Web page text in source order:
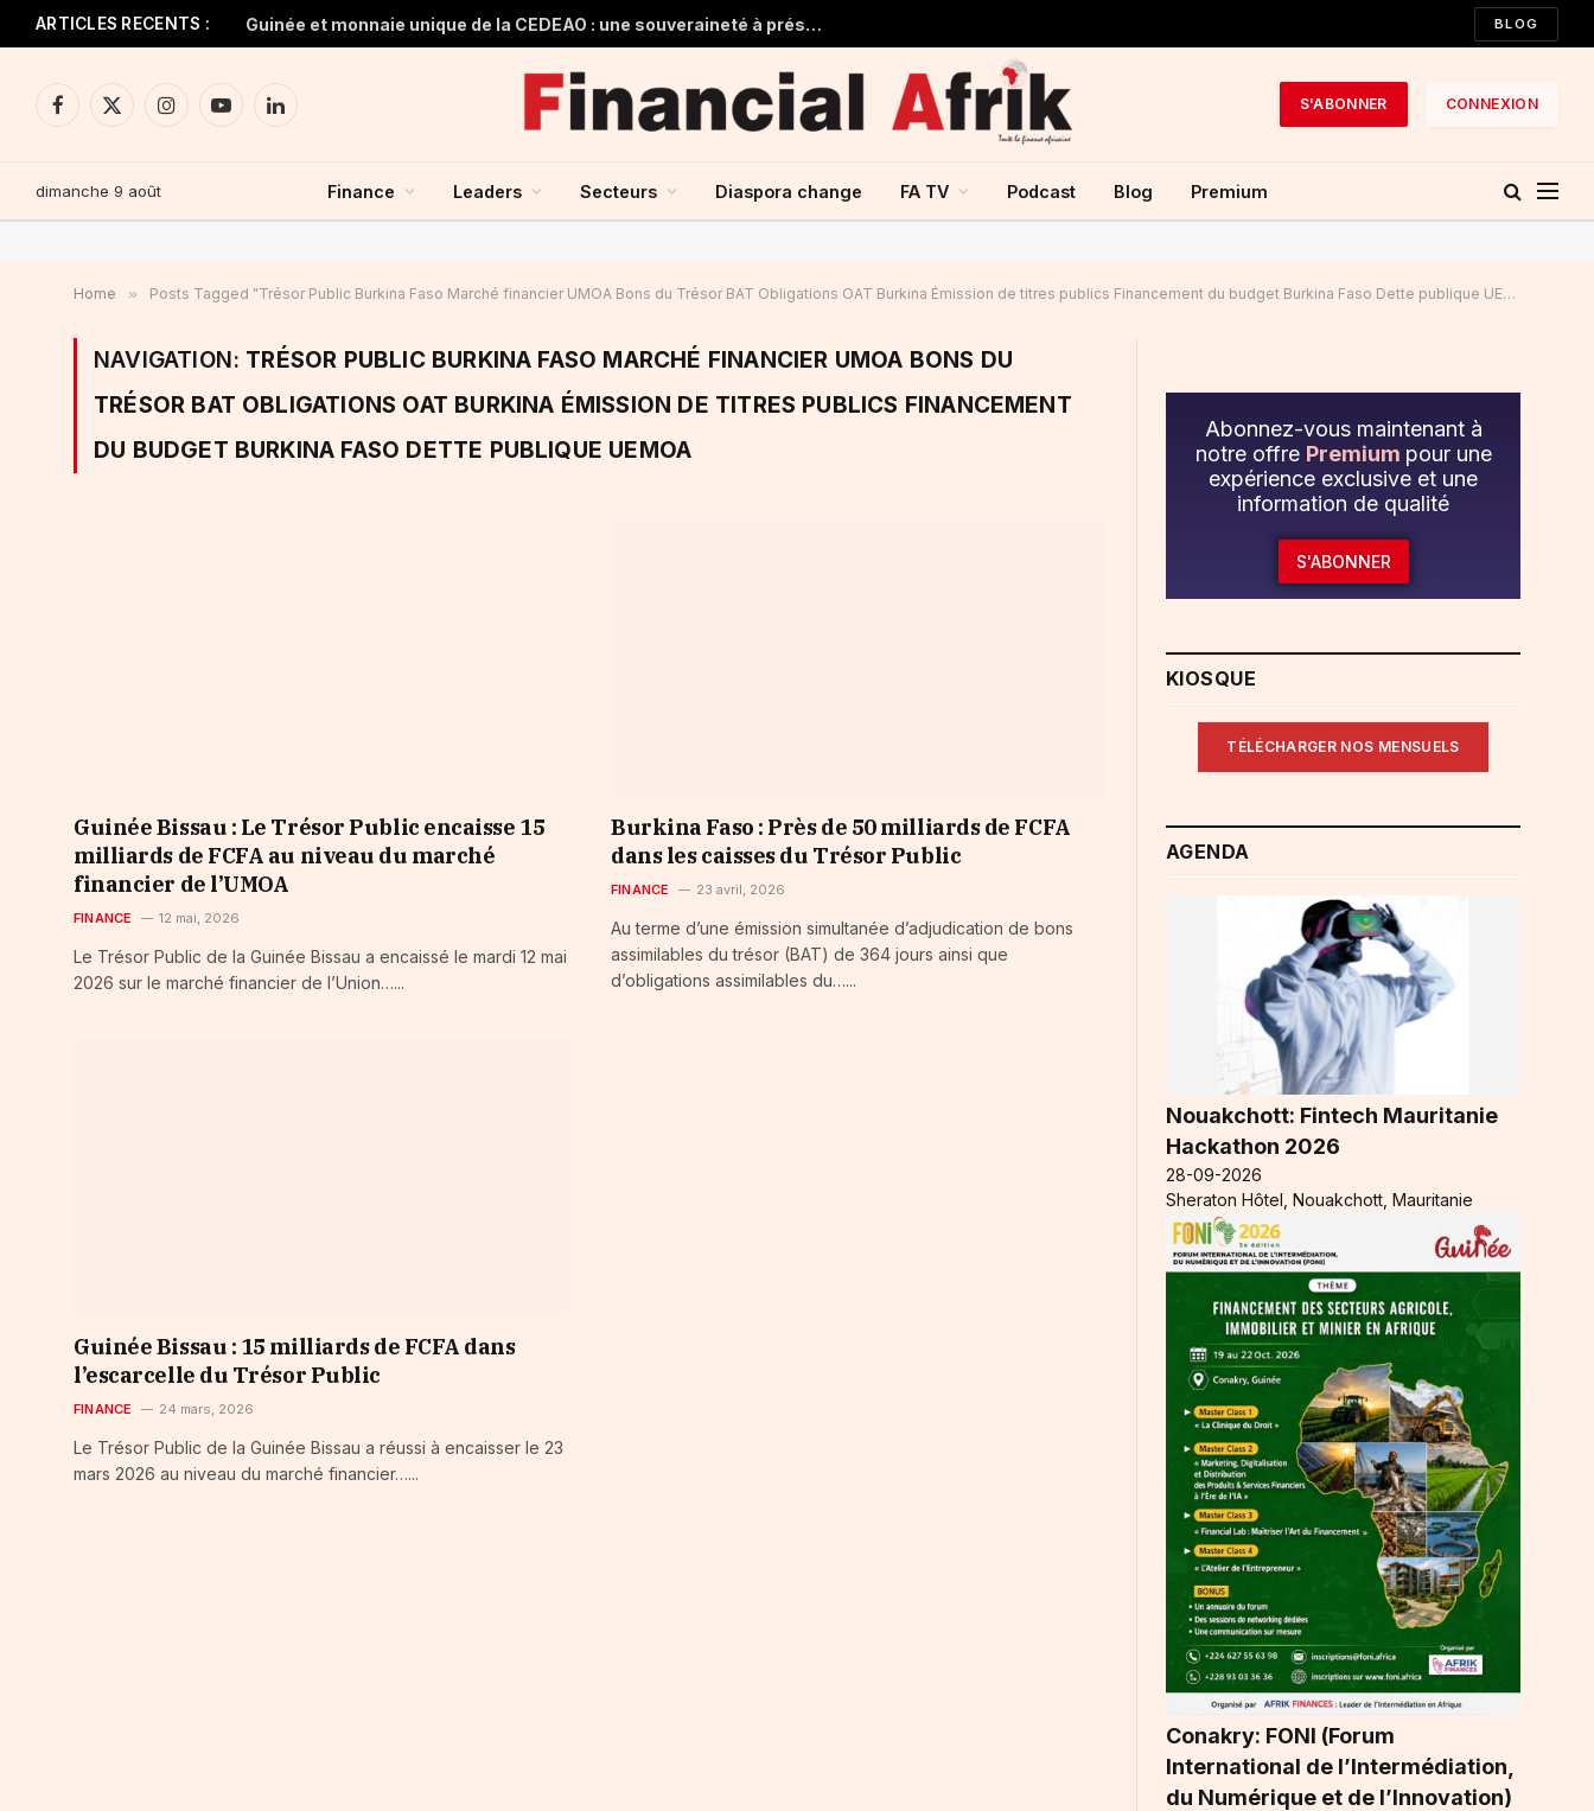
ARTICLES RECENTS : Guinée et monnaie unique de la CEDEAO : une souveraineté à préserver, une intégration à repenser BLOG
Facebook
X
InstagramYouTubeLinkedIn
S'ABONNER CONNEXION
dimanche 9 août Finance Leaders Secteurs Diaspora change FA TV Podcast Blog Premium
Home » Posts Tagged "Trésor Public Burkina Faso Marché financier UMOA Bons du Trésor BAT Obligations OAT Burkina Émission de titres publics Financement du budget Burkina Faso Dette publique UEMOA"
NAVIGATION: TRÉSOR PUBLIC BURKINA FASO MARCHÉ FINANCIER UMOA BONS DU
TRÉSOR BAT OBLIGATIONS OAT BURKINA ÉMISSION DE TITRES PUBLICS FINANCEMENT
DU BUDGET BURKINA FASO DETTE PUBLIQUE UEMOA
Guinée Bissau : Le Trésor Public encaisse 15
milliards de FCFA au niveau du marché
financier de l’UMOA
FINANCE 12 mai, 2026
Le Trésor Public de la Guinée Bissau a encaissé le mardi 12 mai
2026 sur le marché financier de l’Union…...
Burkina Faso : Près de 50 milliards de FCFA
dans les caisses du Trésor Public
FINANCE 23 avril, 2026
Au terme d’une émission simultanée d’adjudication de bons
assimilables du trésor (BAT) de 364 jours ainsi que
d’obligations assimilables du…...
Guinée Bissau : 15 milliards de FCFA dans
l’escarcelle du Trésor Public
FINANCE 24 mars, 2026
Le Trésor Public de la Guinée Bissau a réussi à encaisser le 23
mars 2026 au niveau du marché financier…...
Abonnez-vous maintenant à
notre offre Premium pour une
expérience exclusive et une
information de qualité
S'ABONNER
KIOSQUE
TÉLÉCHARGER NOS MENSUELS
AGENDA
Nouakchott: Fintech Mauritanie
Hackathon 2026
28-09-2026
Sheraton Hôtel, Nouakchott, Mauritanie
Conakry: FONI (Forum
International de l’Intermédiation,
du Numérique et de l’Innovation)